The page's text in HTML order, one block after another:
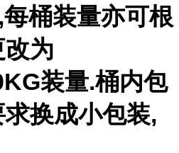
桶装量亦可根
为
装量.桶内包
换成小包装,